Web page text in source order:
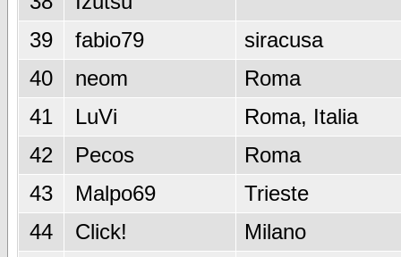
39
fabio79
siracusa
40
neom
Roma
41
LuVi
Roma, Italia
42
Pecos
Roma
43
Malpo69
Trieste
44
Click!
Milano